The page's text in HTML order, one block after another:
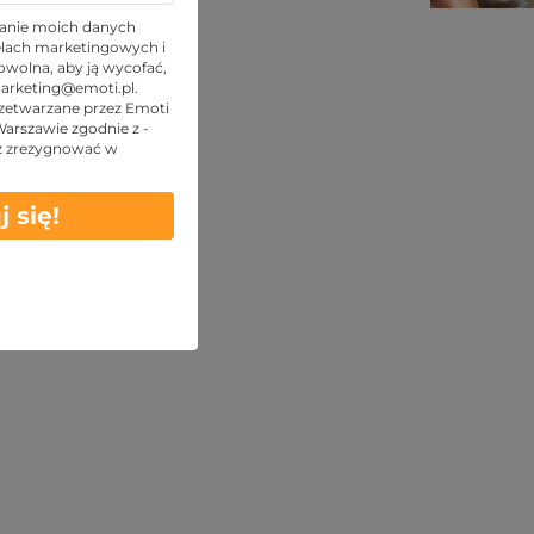
oferty
moich danych
marketingowych i
aby ją wycofać,
.
przez Emoti
zgodnie z -
zrezygnować w
się!